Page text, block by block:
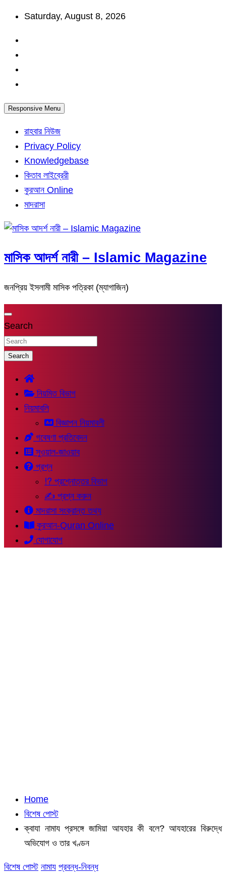
Skip
content
Saturday, August 8, 2026
Responsive Menu
রাহবার নিউজ
Privacy Policy
Knowledgebase
কিতাব লাইব্রেরী
কুরআন Online
মাদরাসা
মাসিক আদর্শ নারী – Islamic Magazine
জনপ্রিয় ইসলামী মাসিক পত্রিকা (ম্যাগাজিন)
Search
Search
নিয়মিত বিভাগ
নিয়মাবলি
বিজ্ঞাপন নিয়মাবলী
গবেষণা প্রতিবেদন
সুওয়াল-জাওয়াব
প্রশ্ন
⁉ প্রশ্নোত্তর বিভাগ
✍ প্রশ্ন করুন
মাদরাসা সংক্রান্ত তথ্য
কুরআন-Quran Online
যোগাযোগ
Home
বিশেষ পোস্ট
ক্বাযা নামায প্রসঙ্গে জামিয়া আযহার কী বলে? আযহারের বিরুদ্ধে
অভিযোগ ও তার খণ্ডন
বিশেষ পোস্ট নামায প্রবন্ধ-নিবন্ধ